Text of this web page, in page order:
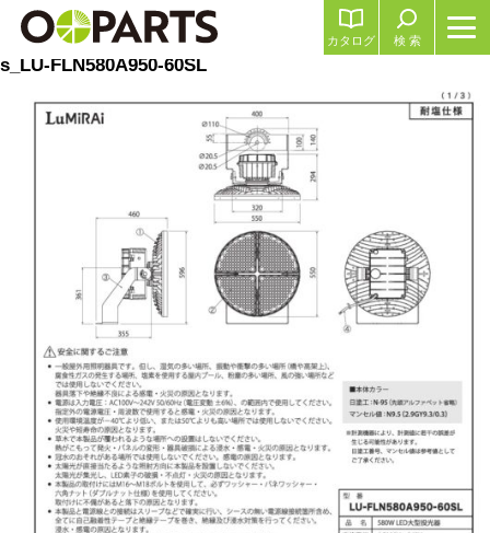
検 索
カタログ
s_LU-FLN580A950-60SL